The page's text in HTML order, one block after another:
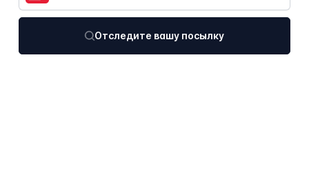
Отследите вашу посылку